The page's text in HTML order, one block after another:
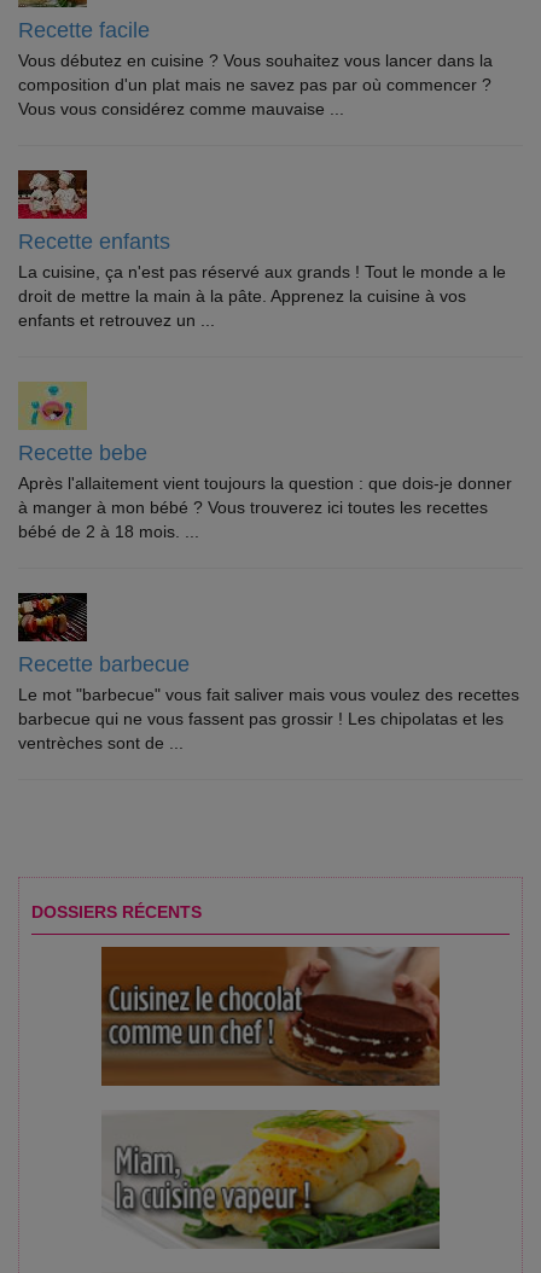
Recette facile
Vous débutez en cuisine ? Vous souhaitez vous lancer dans la
composition d'un plat mais ne savez pas par où commencer ?
Vous vous considérez comme mauvaise ...
Recette enfants
La cuisine, ça n'est pas réservé aux grands ! Tout le monde a le
droit de mettre la main à la pâte. Apprenez la cuisine à vos
enfants et retrouvez un ...
Recette bebe
Après l'allaitement vient toujours la question : que dois-je donner
à manger à mon bébé ? Vous trouverez ici toutes les recettes
bébé de 2 à 18 mois. ...
Recette barbecue
Le mot "barbecue" vous fait saliver mais vous voulez des recettes
barbecue qui ne vous fassent pas grossir ! Les chipolatas et les
ventrèches sont de ...
DOSSIERS RÉCENTS